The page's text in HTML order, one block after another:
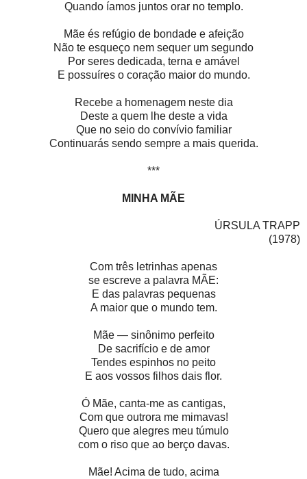
Quando íamos juntos orar no templo.
Mãe és refúgio de bondade e afeição
Não te esqueço nem sequer um segundo
Por seres dedicada, terna e amável
E possuíres o coração maior do mundo.
Recebe a homenagem neste dia
Deste a quem lhe deste a vida
Que no seio do convívio familiar
Continuarás sendo sempre a mais querida.
***
MINHA MÃE
ÚRSULA TRAPP
(1978)
Com três letrinhas apenas
se escreve a palavra MÃE:
E das palavras pequenas
A maior que o mundo tem.
Mãe — sinônimo perfeito
De sacrifício e de amor
Tendes espinhos no peito
E aos vossos filhos dais flor.
Ó Mãe, canta-me as cantigas,
Com que outrora me mimavas!
Quero que alegres meu túmulo
com o riso que ao berço davas.
Mãe! Acima de tudo, acima